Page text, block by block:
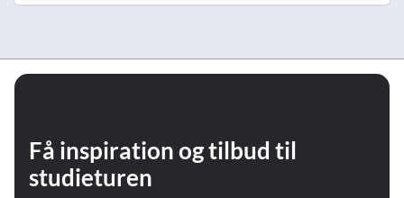
Få inspiration og tilbud til
studieturen